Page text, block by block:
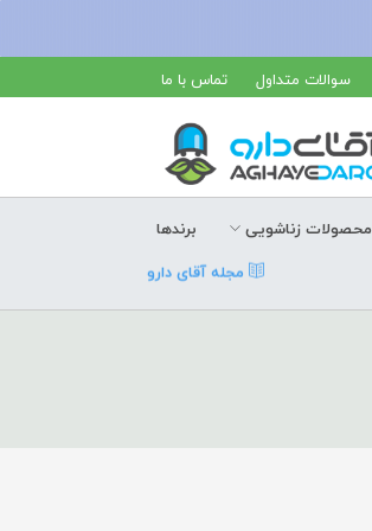
سوالات متداول تماس با ما
محصولات زناشویی
برندها
مجله آقای دارو